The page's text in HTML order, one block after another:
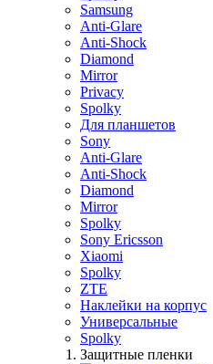
Samsung
Anti-Glare
Anti-Shock
Diamond
Mirror
Privacy
Spolky
Для планшетов
Sony
Anti-Glare
Anti-Shock
Diamond
Mirror
Spolky
Sony Ericsson
Xiaomi
Spolky
ZTE
Наклейки на корпус
Универсальные
Spolky
Защитные пленки